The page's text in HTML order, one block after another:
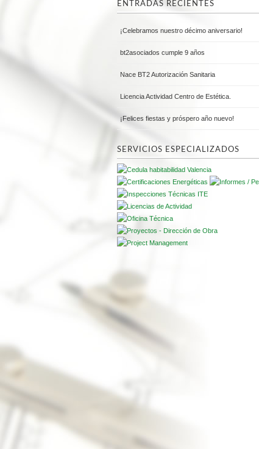
ENTRADAS RECIENTES
¡Celebramos nuestro décimo aniversario!
bt2asociados cumple 9 años
Nace BT2 Autorización Sanitaria
Licencia Actividad Centro de Estética.
¡Felices fiestas y próspero año nuevo!
SERVICIOS ESPECIALIZADOS